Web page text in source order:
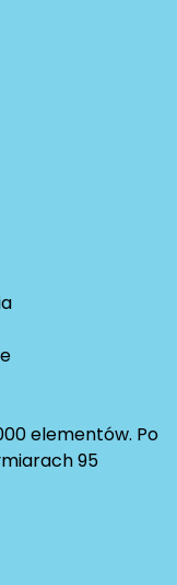
elementów. Po
95